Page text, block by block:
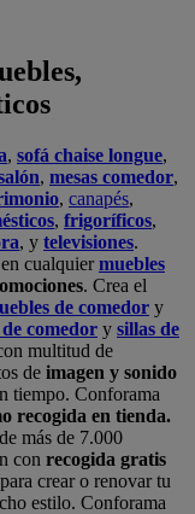
multitud de
de
tiempo. Conforama
recogida en tienda.
más de 7.000
crear o renovar tu
estilo. Conforama
en6 países
baratos,colchones
o, físicamente,
,Alfafar ,Alicante,
,Burjassot
, Granada,Huércal de
Lanzarote ,León,
Málaga,Murcia,
,Sagunto, Salt, Girona
de Compostela,
i la Geltrú,Zaragoza